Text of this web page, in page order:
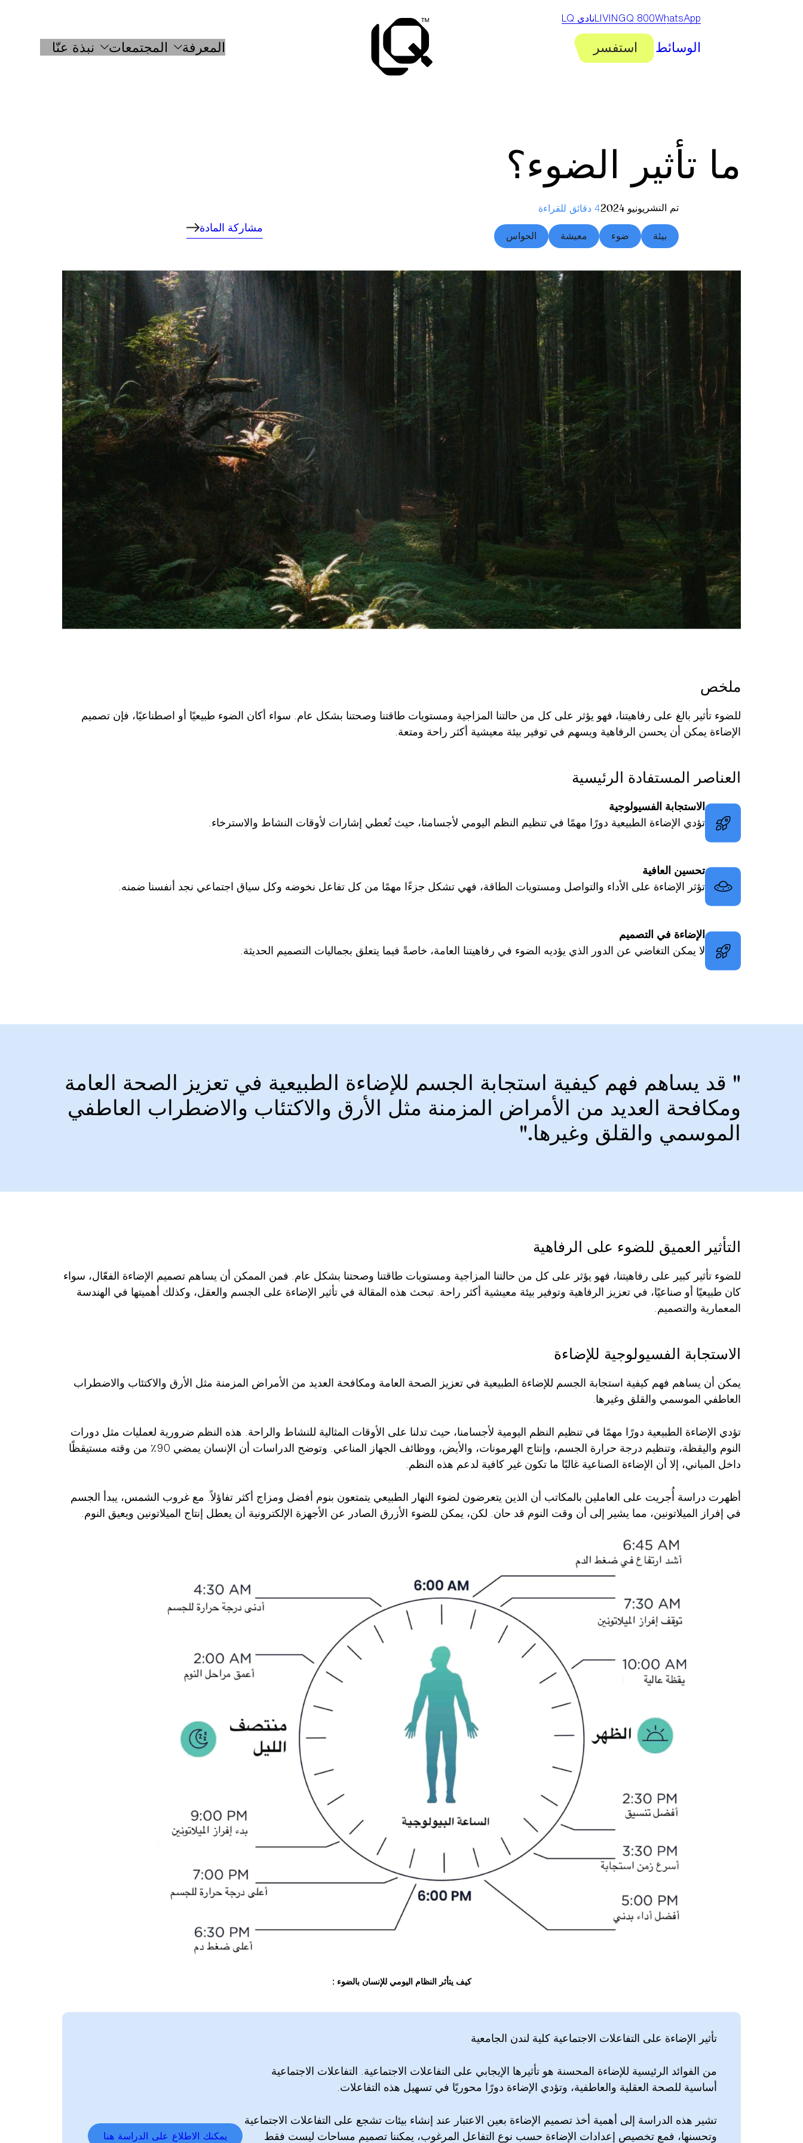
المعرفة المجتمعات نبذة عنّا
WhatsApp
800 LIVINGQ نادي LQ
الوسائط استفسر
ما تأثير الضوء؟
تم النشر يونيو 2024 4 دقائق للقراءة
بيئة ضوء معيشة الحواس
مشاركة المادة
ملخص
‏للضوء تأثير بالغ على رفاهيتنا، فهو يؤثر على كل من حالتنا المزاجية ومستويات طاقتنا وصحتنا بشكل عام. سواء أكان الضوء طبيعيًا أو اصطناعيًا، فإن تصميم
الإضاءة يمكن أن يحسن الرفاهية ويسهم في توفير بيئة معيشية أكثر راحة ومتعة.
العناصر المستفادة الرئيسية
الاستجابة الفسيولوجية
تؤدي الإضاءة الطبيعية دورًا مهمًا في تنظيم النظم اليومي لأجسامنا، حيث تُعطي إشارات لأوقات النشاط والاسترخاء.
تحسين العافية
تؤثر الإضاءة على الأداء والتواصل ومستويات الطاقة، فهي تشكل جزءًا مهمًا من كل تفاعل نخوضه وكل سياق اجتماعي نجد أنفسنا ضمنه.
الإضاءة في التصميم
لا يمكن التغاضي عن الدور الذي يؤديه الضوء في رفاهيتنا العامة، خاصةً فيما يتعلق بجماليات التصميم الحديثة.
‏" قد يساهم فهم كيفية استجابة الجسم للإضاءة الطبيعية في تعزيز الصحة العامة
ومكافحة العديد من الأمراض المزمنة مثل الأرق والاكتئاب والاضطراب العاطفي
الموسمي والقلق وغيرها."‏
التأثير العميق للضوء على الرفاهية‏
للضوء تأثير كبير على رفاهيتنا، فهو يؤثر على كل من حالتنا المزاجية ومستويات طاقتنا وصحتنا بشكل عام. فمن الممكن أن يساهم تصميم الإضاءة الفعّال، سواء
كان طبيعيًا أو صناعيًا، في تعزيز الرفاهية وتوفير بيئة معيشية أكثر راحة. تبحث هذه المقالة في تأثير الإضاءة على الجسم والعقل، وكذلك أهميتها في الهندسة
المعمارية والتصميم.
الاستجابة الفسيولوجية للإضاءة‏
يمكن أن يساهم فهم كيفية استجابة الجسم للإضاءة الطبيعية في تعزيز الصحة العامة ومكافحة العديد من الأمراض المزمنة مثل الأرق والاكتئاب والاضطراب
العاطفي الموسمي والقلق وغيرها.
‏تؤدي الإضاءة الطبيعية دورًا مهمًا في تنظيم النظم اليومية لأجسامنا، حيث تدلنا على الأوقات المثالية للنشاط والراحة. هذه النظم ضرورية لعمليات مثل دورات
النوم واليقظة، وتنظيم درجة حرارة الجسم، وإنتاج الهرمونات، والأيض، ووظائف الجهاز المناعي. وتوضح الدراسات أن الإنسان يمضي 90٪ من وقته مستيقظًا
داخل المباني، إلا أن الإضاءة الصناعية غالبًا ما تكون غير كافية لدعم هذه النظم.
‏أظهرت دراسة أُجريت على العاملين بالمكاتب أن الذين يتعرضون لضوء النهار الطبيعي يتمتعون بنوم أفضل ومزاج أكثر تفاؤلاً. مع غروب الشمس، يبدأ الجسم
في إفراز الميلاتونين، مما يشير إلى أن وقت النوم قد حان. لكن، يمكن للضوء الأزرق الصادر عن الأجهزة الإلكترونية أن يعطل إنتاج الميلاتونين ويعيق النوم.
كيف يتأثر النظام اليومي للإنسان بالضوء :
تأثير الإضاءة على التفاعلات الاجتماعية كلية لندن الجامعية
‏من الفوائد الرئيسية للإضاءة المحسنة هو تأثيرها الإيجابي على التفاعلات الاجتماعية. التفاعلات الاجتماعية
أساسية للصحة العقلية والعاطفية، وتؤدي الإضاءة دورًا محوريًا في تسهيل هذه التفاعلات.
‏تشير هذه الدراسة إلى أهمية أخذ تصميم الإضاءة بعين الاعتبار عند إنشاء بيئات تشجع على التفاعلات الاجتماعية
وتحسنها، فمع تخصيص إعدادات الإضاءة حسب نوع التفاعل المرغوب، يمكننا تصميم مساحات ليست فقط
يمكنك الاطلاع على الدراسة هنا